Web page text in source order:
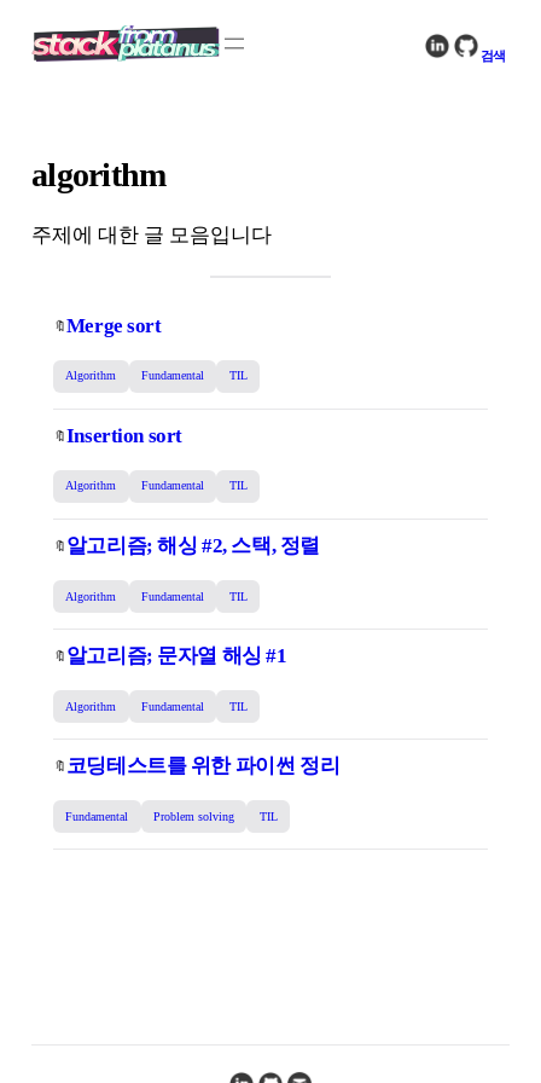
검색
algorithm
주제에 대한 글 모음입니다
🔖Merge sort
Algorithm Fundamental TIL
🔖Insertion sort
Algorithm Fundamental TIL
🔖 알고리즘; 해싱 #2, 스택, 정렬
Algorithm Fundamental TIL
🔖 알고리즘; 문자열 해싱 #1
Algorithm Fundamental TIL
🔖 코딩테스트를 위한 파이썬 정리
Fundamental Problem solving TIL